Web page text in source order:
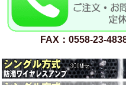
FAX：0558-23-